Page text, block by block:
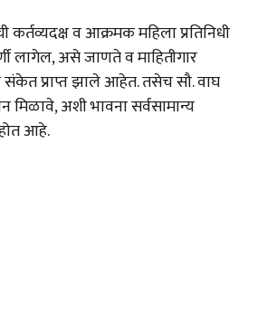
कर्तव्यदक्ष व आक्रमक महिला प्रतिनिधी
लागेल, असे जाणते व माहितीगार
प्राप्त झाले आहेत. तसेच सौ. वाघ
मिळावे, अशी भावना सर्वसामान्य
आहे.